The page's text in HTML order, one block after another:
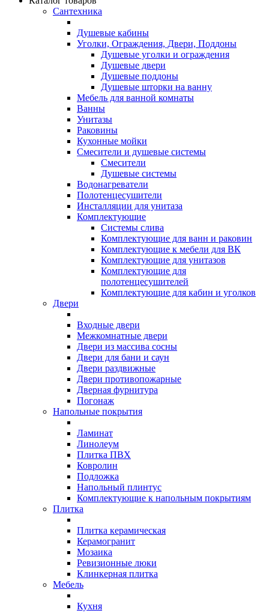
Сантехника
Душевые кабины
Уголки, Ограждения, Двери, Поддоны
Душевые уголки и ограждения
Душевые двери
Душевые поддоны
Душевые шторки на ванну
Мебель для ванной комнаты
Ванны
Унитазы
Раковины
Кухонные мойки
Смесители и душевые системы
Смесители
Душевые системы
Водонагреватели
Полотенцесушители
Инсталляции для унитаза
Комплектующие
Системы слива
Комплектующие для ванн и раковин
Комплектующие к мебели для ВК
Комплектующие для унитазов
Комплектующие для
полотенцесушителей
Комплектующие для кабин и уголков
Двери
Входные двери
Межкомнатные двери
Двери из массива сосны
Двери для бани и саун
Двери раздвижные
Двери противопожарные
Дверная фурнитура
Погонаж
Напольные покрытия
Ламинат
Линолеум
Плитка ПВХ
Ковролин
Подложка
Напольный плинтус
Комплектующие к напольным покрытиям
Плитка
Плитка керамическая
Керамогранит
Мозаика
Ревизионные люки
Клинкерная плитка
Мебель
Кухня